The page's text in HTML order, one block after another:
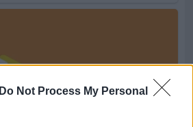
Do Not Process My Personal